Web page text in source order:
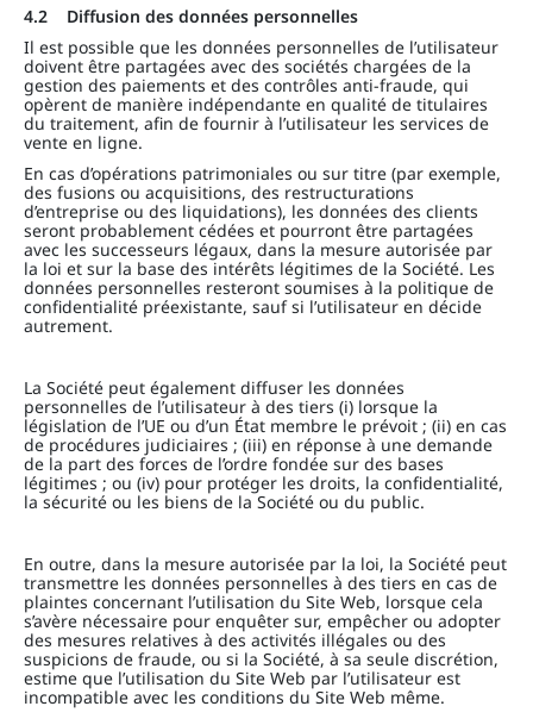
4.2 Diffusion des données personnelles
Il est possible que les données personnelles de l’utilisateur
doivent être partagées avec des sociétés chargées de la
gestion des paiements et des contrôles anti-fraude, qui
opèrent de manière indépendante en qualité de titulaires
du traitement, afin de fournir à l’utilisateur les services de
vente en ligne.
En cas d’opérations patrimoniales ou sur titre (par exemple,
des fusions ou acquisitions, des restructurations
d’entreprise ou des liquidations), les données des clients
seront probablement cédées et pourront être partagées
avec les successeurs légaux, dans la mesure autorisée par
la loi et sur la base des intérêts légitimes de la Société. Les
données personnelles resteront soumises à la politique de
confidentialité préexistante, sauf si l’utilisateur en décide
autrement.
La Société peut également diffuser les données
personnelles de l’utilisateur à des tiers (i) lorsque la
législation de l’UE ou d’un État membre le prévoit ; (ii) en cas
de procédures judiciaires ; (iii) en réponse à une demande
de la part des forces de l’ordre fondée sur des bases
légitimes ; ou (iv) pour protéger les droits, la confidentialité,
la sécurité ou les biens de la Société ou du public.
En outre, dans la mesure autorisée par la loi, la Société peut
transmettre les données personnelles à des tiers en cas de
plaintes concernant l’utilisation du Site Web, lorsque cela
s’avère nécessaire pour enquêter sur, empêcher ou adopter
des mesures relatives à des activités illégales ou des
suspicions de fraude, ou si la Société, à sa seule discrétion,
estime que l’utilisation du Site Web par l’utilisateur est
incompatible avec les conditions du Site Web même.